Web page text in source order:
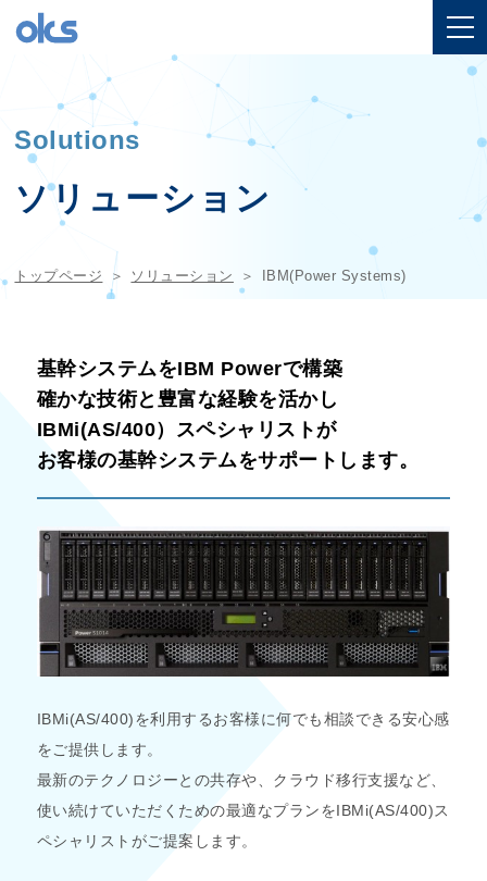
Solutions
ソリューション
トップページ ソリューション IBM(Power Systems)
基幹システムをIBM Powerで構築
確かな技術と豊富な経験を活かし
IBMi(AS/400）スペシャリストが
お客様の基幹システムをサポートします。
IBMi(AS/400)を利用するお客様に何でも相談できる安心感
をご提供します。
最新のテクノロジーとの共存や、クラウド移行支援など、
使い続けていただくための最適なプランをIBMi(AS/400)ス
ペシャリストがご提案します。